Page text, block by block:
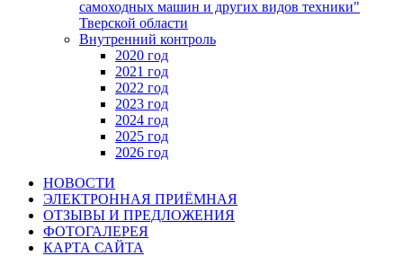
самоходных машин и других видов техники"
Тверской области
Внутренний контроль
2020 год
2021 год
2022 год
2023 год
2024 год
2025 год
2026 год
НОВОСТИ
ЭЛЕКТРОННАЯ ПРИЁМНАЯ
ОТЗЫВЫ И ПРЕДЛОЖЕНИЯ
ФОТОГАЛЕРЕЯ
КАРТА САЙТА